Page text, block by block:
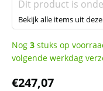
Dit product is
Bekijk alle items uit
Nog 3 stuks op
volgende werkdag
€247,07